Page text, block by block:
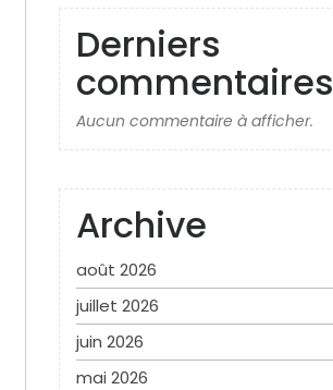
Derniers
commentaires
Aucun commentaire à afficher.
Archive
août 2026
juillet 2026
juin 2026
mai 2026